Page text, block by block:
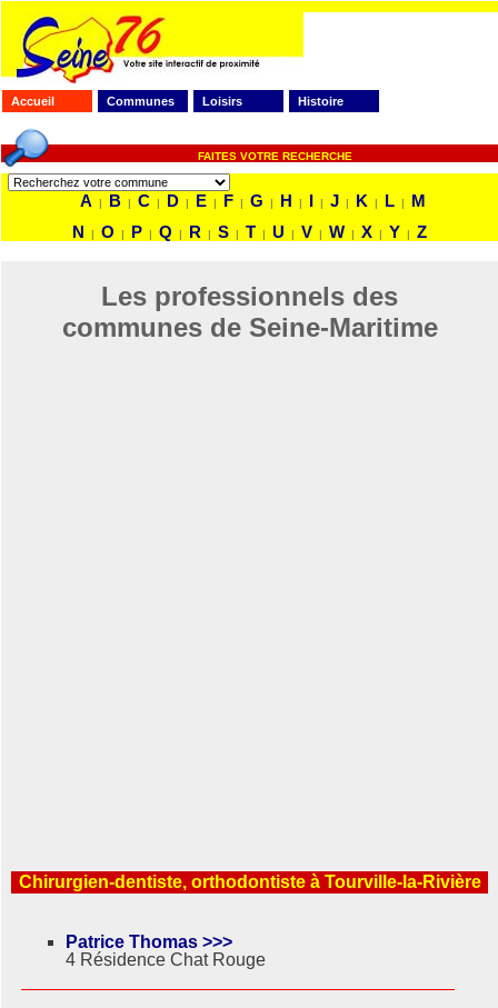
Accueil Communes Loisirs Histoire
FAITES VOTRE RECHERCHE
A | B | C | D | E | F | G | H | I | J | K | L |
M
N
| O | P | Q | R | S | T | U | V | W | X | Y | Z
Les professionnels des
communes de Seine-Maritime
Chirurgien-dentiste, orthodontiste à Tourville-la-Rivière
Patrice Thomas >>>
4 Résidence Chat Rouge